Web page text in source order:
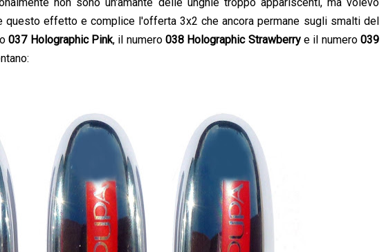
effetto e complice l'offerta 3x2 che ancora permane sugli smalti del
037 Holographic Pink, il numero 038 Holographic Strawberrye il numero 039